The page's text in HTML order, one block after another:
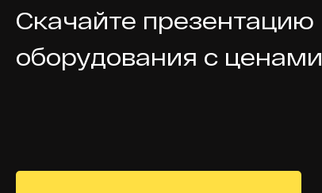
Скачайте презентацию
оборудования с ценами